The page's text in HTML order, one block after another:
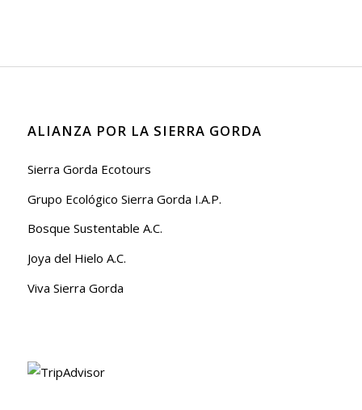
ALIANZA POR LA SIERRA GORDA
Sierra Gorda Ecotours
Grupo Ecológico Sierra Gorda I.A.P.
Bosque Sustentable A.C.
Joya del Hielo A.C.
Viva Sierra Gorda